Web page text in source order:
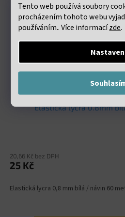
Tento web používá soubory
procházením tohoto webu
používáním.. Více informacízde.
Elastická lycra 0.8mm
20,66 Kč bez DPH
25 Kč
Elastická lycra 0,8 mm bílá / návin 60